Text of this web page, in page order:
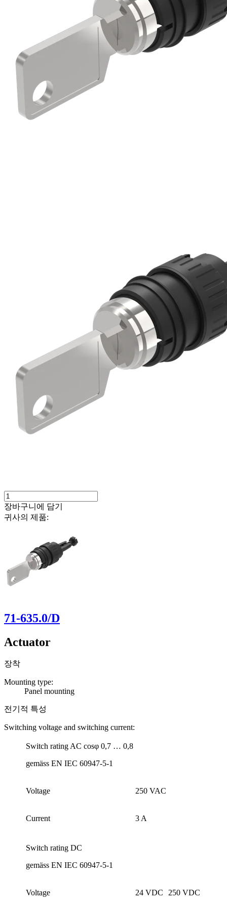
장바구니에 담기
귀사의 제품:
71-635.0/D
Actuator
장착
Mounting type:
Panel mounting
전기적 특성
Switching voltage and switching current:
Switch rating AC cosφ 0,7 … 0,8
gemäss EN IEC 60947-5-1
Voltage 250 VAC
Current 3 A
Switch rating DC
gemäss EN IEC 60947-5-1
Voltage 24 VDC 250 VDC